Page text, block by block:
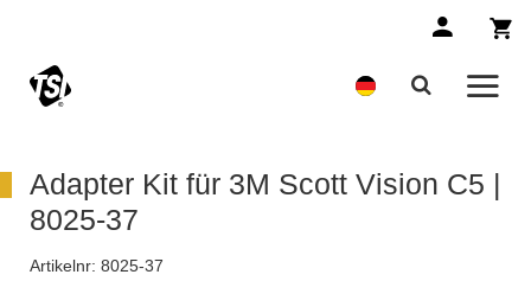
Adapter Kit für 3M Scott Vision C5 |
8025-37
Artikelnr: 8025-37